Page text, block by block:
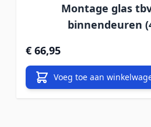
Montage glas
binnendeuren
€ 66,95
Voeg toe aan